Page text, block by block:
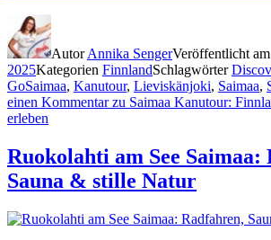
AutorAnnika SengerVeröffentlicht am
2025Kategorien FinnlandSchlagwörter
GoSaimaa, Kanutour, Lieviskänjoki, Saimaa,
einen Kommentarzu Saimaa Kanutour:
erleben
Ruokolahti am See Saimaa:
Sauna & stille Natur